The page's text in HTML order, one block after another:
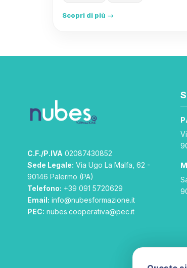
Scopri di più →
C.F./P.IVA 02087430852
Sede Legale: Via Ugo La Malfa, 62 -
90146 Palermo (PA)
Telefono: +39 091 5720629
Email: info@nubesformazione.it
PEC: nubes.cooperativa@pec.it